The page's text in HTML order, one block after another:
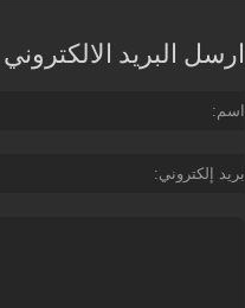
ارسل البريد الالكتروني
اسم
بريد إلكتروني